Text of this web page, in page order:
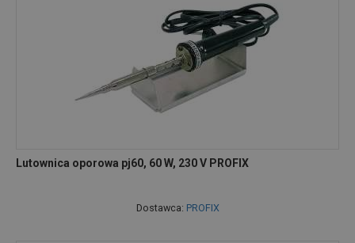
Lutownica oporowa pj60, 60 W, 230 V PROFIX
Dostawca: PROFIX